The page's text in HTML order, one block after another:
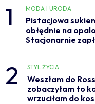
1 MODA I URODA
Pistacjowa
obłędnie na
Stacjonarnie
2 STYL ŻYCIA
Weszłam do
zobaczyłam to
wrzuciłam do